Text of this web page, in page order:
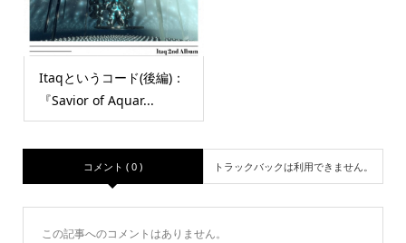
Itaqというコード(後編)：
『Savior of Aquar...
コメント ( 0 ) トラックバックは利用できません。
この記事へのコメントはありません。